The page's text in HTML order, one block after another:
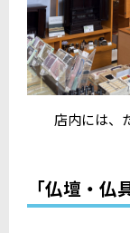
店内には、
「仏壇・